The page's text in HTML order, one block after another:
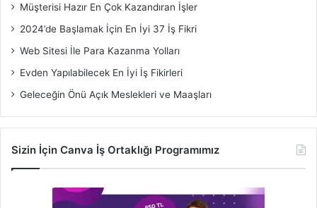
Müşterisi Hazır En Çok Kazandıran İşler
2024’de Başlamak İçin En İyi 37 İş Fikri
Web Sitesi İle Para Kazanma Yolları
Evden Yapılabilecek En İyi İş Fikirleri
Geleceğin Önü Açık Meslekleri ve Maaşları
Sizin İçin Canva İş Ortaklığı Programımız